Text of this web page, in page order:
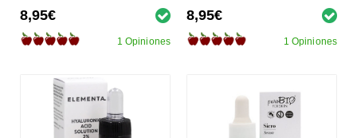
8,95€
1 Opiniones
8,95€
1 Opiniones